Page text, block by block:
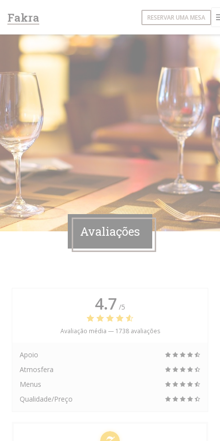
Fakra RESERVAR UMA MESA
Avaliações
4.7 /5
Avaliação média — 1738 avaliações
Apoio
Atmosfera
Menus
Qualidade/Preço